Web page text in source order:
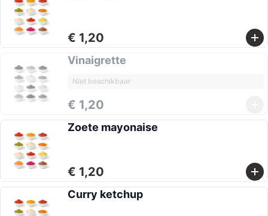
€ 1,20
Vinaigrette
Niet beschikbaar
€ 1,20
Zoete mayonaise
€ 1,20
Curry ketchup